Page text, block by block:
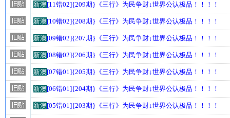
新澳[11错02]{209期}《三行》为民争财↓世界公认极品！！！！
新澳[10错02]{208期}《三行》为民争财↓世界公认极品！！！！
新澳[09错02]{207期}《三行》为民争财↓世界公认极品！！！！
新澳[08错02]{206期}《三行》为民争财↓世界公认极品！！！！
新澳[07错01]{205期}《三行》为民争财↓世界公认极品！！！！
新澳[06错01]{204期}《三行》为民争财↓世界公认极品！！！！
新澳[05错01]{203期}《三行》为民争财↓世界公认极品！！！！